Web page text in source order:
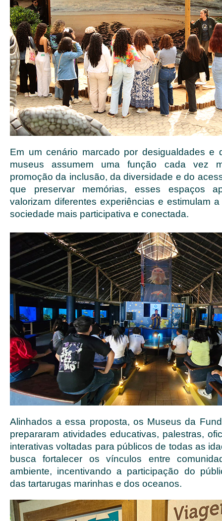
Em um cenário marcado por desigualdades e
museus assumem uma função cada vez
promoção da inclusão, da diversidade e do
que preservar memórias, esses espaços
valorizam diferentes experiências e estimulam
sociedade mais participativa e conectada.
Alinhados a essa proposta, os Museus da
prepararam atividades educativas, palestras,
interativas voltadas para públicos de todas as
busca fortalecer os vínculos entre
ambiente, incentivando a participação do
das tartarugas marinhas e dos oceanos.